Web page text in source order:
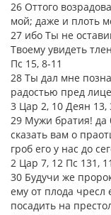
26 Оттого
мой; даже и плоть
27 ибо Ты не
Твоему увидеть
Пс 15, 8-11
28 Ты дал мне
радостью пред
3 Цар 2, 10 Деян 13,
29 Мужи братия! да
сказать вам о
гроб его у нас до
2 Цар 7, 12 Пс 131,
30 Будучи же
ему от плода чресл
посадить на